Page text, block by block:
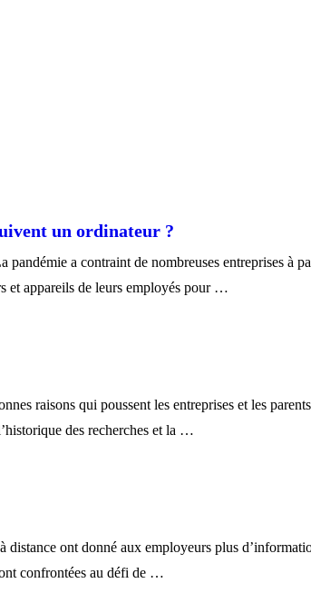
un ordinateur ?
a contraint de nombreuses entreprises à
et appareils de leurs employés pour …
raisons qui poussent les entreprises et les
des recherches et la …
ont donné aux employeurs plus
confrontées au défi de …